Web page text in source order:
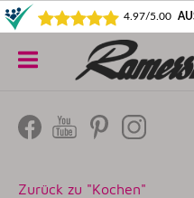
5€ SICHERN!
Kategorien
Zurück zu "Kochen"